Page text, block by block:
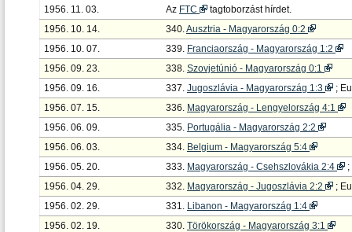
1956. 11. 03.
Az FTC
tagtoborzást hírdet.
1956. 10. 14.
340.Ausztria - Magyarország 0:2
1956. 10. 07.
339. Franciaország - Magyarország 1:2
1956. 09. 23.
338. Szovjetúnió - Magyarország 0:1
1956. 09. 16.
337. Jugoszlávia - Magyarország 1:3
;
1956. 07. 15.
336. Magyarország - Lengyelország 4:1
1956. 06. 09.
335. Portugália - Magyarország 2:2
1956. 06. 03.
334. Belgium - Magyarország 5:4
1956. 05. 20.
333. Magyarország - Csehszlovákia 2:4
1956. 04. 29.
332. Magyarország - Jugoszlávia 2:2
;
1956. 02. 29.
331. Libanon - Magyarország 1:4
1956. 02. 19.
330. Törökország - Magyarország 3:1